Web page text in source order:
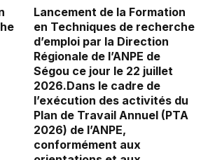
Lancement de la Formation
en Techniques de recherche
d’emploi par la Direction
Régionale de l’ANPE de
Ségou ce jour le 22 juillet
2026.Dans le cadre de
l’exécution des activités du
Plan de Travail Annuel (PTA
2026) de l’ANPE,
conformément aux